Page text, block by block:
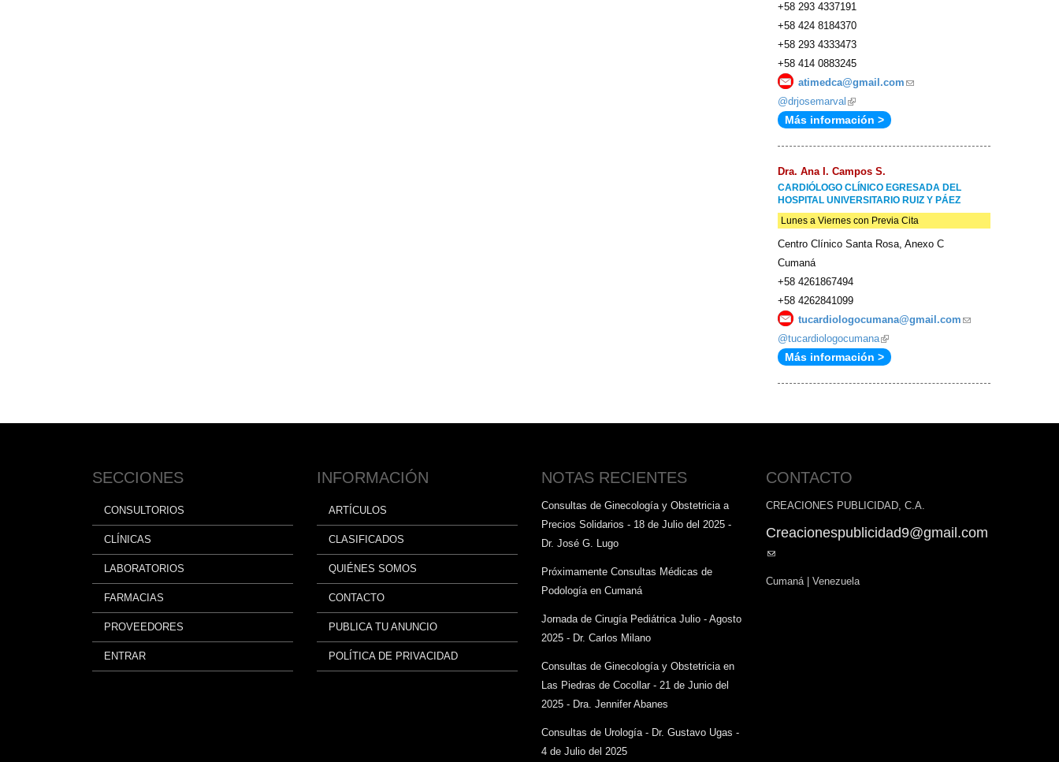
+58 293 4337191
+58 424 8184370
+58 293 4333473
+58 414 0883245
atimedca@gmail.com (link
@drjosemarval (link
is
Más información >
Dra. Ana I. Campos S.
CARDIÓLOGO CLÍNICO EGRESADA DEL
HOSPITAL UNIVERSITARIO RUIZ Y PÁEZ
Lunes a Viernes con Previa Cita
Centro Clínico Santa Rosa, Anexo C
Cumaná
+58 4261867494
+58 4262841099
tucardiologocumana@gmail.com (link
@tucardiologocumana(link
is
Más información >
SECCIONES
CONSULTORIOS
CLÍNICAS
LABORATORIOS
FARMACIAS
PROVEEDORES
ENTRAR
INFORMACIÓN
ARTÍCULOS
CLASIFICADOS
QUIÉNES SOMOS
CONTACTO
PUBLICA TU ANUNCIO
POLÍTICA DE PRIVACIDAD
NOTAS RECIENTES
Consultas de Ginecología y Obstetricia a
Precios Solidarios - 18 de Julio del 2025 -
Dr. José G. Lugo
Próximamente Consultas Médicas de
Podología en Cumaná
Jornada de Cirugía Pediátrica Julio - Agosto
2025 - Dr. Carlos Milano
Consultas de Ginecología y Obstetricia en
Las Piedras de Cocollar - 21 de Junio del
2025 - Dra. Jennifer Abanes
Consultas de Urología - Dr. Gustavo Ugas -
4 de Julio del 2025
CONTACTO
CREACIONES PUBLICIDAD, C.A.
Creacionespublicidad9@gmail.com
(link
Cumaná | Venezuela